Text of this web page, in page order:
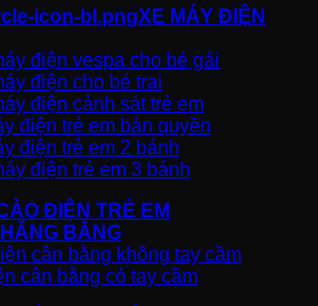
XE MÁY ĐIỆN
điện vespa cho bé gái
điện cho bé trai
điện cảnh sát trẻ em
điện trẻ em bản quyền
điện trẻ em 2 bánh
điện trẻ em 3 bánh
ĐIỆN TRẺ EM
BẰNG
cân bằng không tay cầm
cân bằng có tay cầm